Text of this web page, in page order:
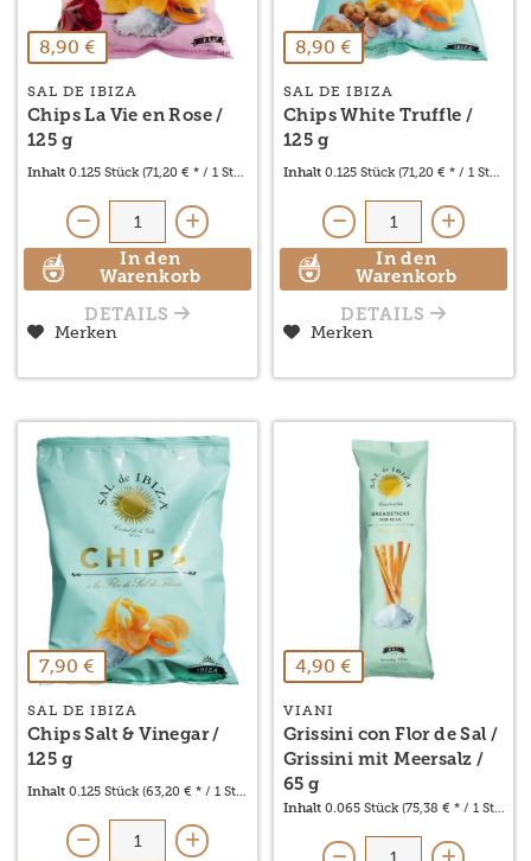
8,90 €
SAL DE IBIZA
Chips La Vie en Rose /
125 g
Inhalt 0.125 Stück (71,20 € * / 1 Stück)
In den
Warenkorb
DETAILS
Merken
8,90 €
SAL DE IBIZA
Chips White Truffle /
125 g
Inhalt 0.125 Stück (71,20 € * / 1 Stück)
In den
Warenkorb
DETAILS
Merken
7,90 €
SAL DE IBIZA
Chips Salt & Vinegar /
125 g
Inhalt 0.125 Stück (63,20 € * / 1 Stück)
4,90 €
VIANI
Grissini con Flor de Sal /
Grissini mit Meersalz /
65 g
Inhalt 0.065 Stück (75,38 € * / 1 Stück)